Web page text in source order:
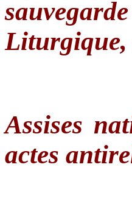
Liturgique,
Assises
actes